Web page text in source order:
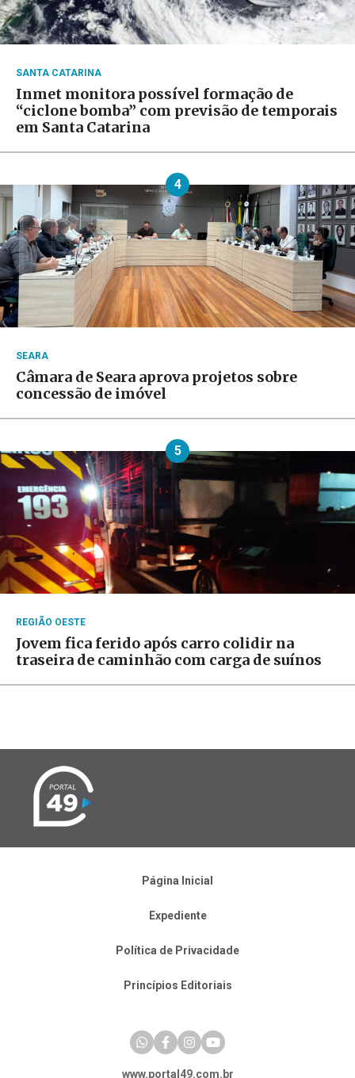
SANTA CATARINA
Inmet monitora possível formação de
“ciclone bomba” com previsão de temporais
em Santa Catarina
4
SEARA
Câmara de Seara aprova projetos sobre
concessão de imóvel
5
REGIÃO OESTE
Jovem fica ferido após carro colidir na
traseira de caminhão com carga de suínos
Página Inicial
Expediente
Política de Privacidade
Princípios Editoriais
www.portal49.com.br